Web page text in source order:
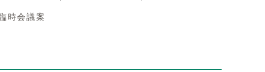
時会議案